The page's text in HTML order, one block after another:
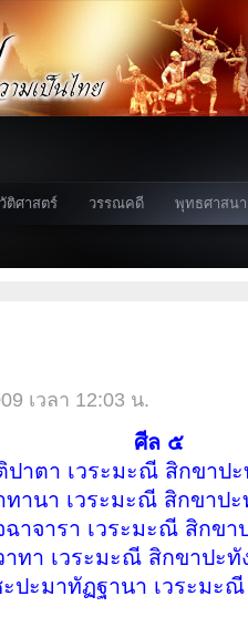
ติศาสตร์ วรรณคดี พุทธศาสนา
เวลา 12:03 น.
ศีล ๕
าตา เวระมะณี สิกขาป
านา เวระมะณี สิกขาป
ฉาจารา เวระมะณี สิกขา
าทา เวระมะณี สิกขาปะทั
ะปะมาทัฏฐานา เวระมะ